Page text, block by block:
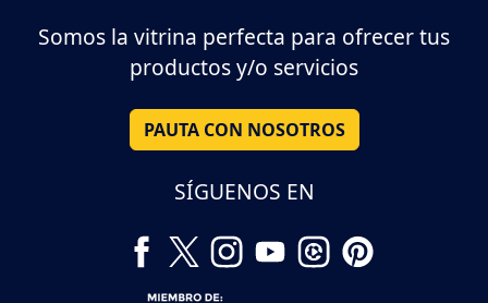
Somos la vitrina perfecta para ofrecer tus
productos y/o servicios
PAUTA CON NOSOTROS
SÍGUENOS EN